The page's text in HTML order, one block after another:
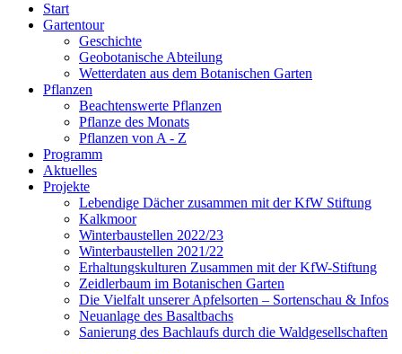
Start
Gartentour
Geschichte
Geobotanische Abteilung
Wetterdaten aus dem Botanischen Garten
Pflanzen
Beachtenswerte Pflanzen
Pflanze des Monats
Pflanzen von A - Z
Programm
Aktuelles
Projekte
Lebendige Dächer zusammen mit der KfW Stiftung
Kalkmoor
Winterbaustellen 2022/23
Winterbaustellen 2021/22
Erhaltungskulturen Zusammen mit der KfW-Stiftung
Zeidlerbaum im Botanischen Garten
Die Vielfalt unserer Apfelsorten – Sortenschau & Infos
Neuanlage des Basaltbachs
Sanierung des Bachlaufs durch die Waldgesellschaften